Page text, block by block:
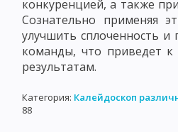
конкуренцией, а также
Сознательно применяя
улучшить сплоченность и
команды, что приведет
результатам.
Категория: Калейдоскоп
88